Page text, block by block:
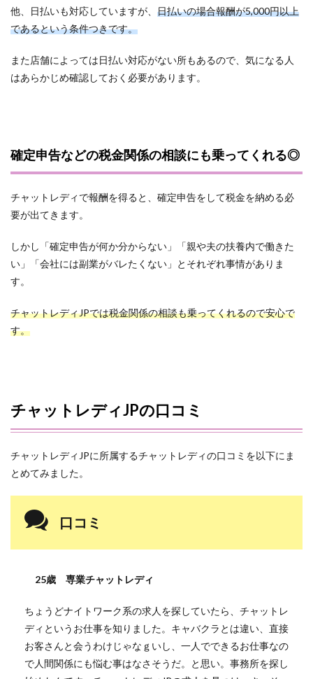
他、日払いも対応していますが、 日払いの場合報酬が5,000円以上
であるという条件つきです。
また店舗によっては日払い対応がない所もあるので、気になる人
はあらかじめ確認しておく必要があります。
確定申告などの税金関係の相談にも乗ってくれる◎
チャットレディで報酬を得ると、確定申告をして税金を納める必
要が出てきます。
しかし「確定申告が何か分からない」「親や夫の扶養内で働きた
い」「会社には副業がバレたくない」とそれぞれ事情がありま
す。
チャットレディJPでは税金関係の相談も乗ってくれるので安心で
す。
チャットレディJPの口コミ
チャットレディJPに所属するチャットレディの口コミを以下にま
とめてみました。
口コミ
25歳 専業チャットレディ
ちょうどナイトワーク系の求人を探していたら、チャットレ
ディというお仕事を知りました。キャバクラとは違い、直接
お客さんと会うわけじゃなｇいし、一人でできるお仕事なの
で人間関係にも悩む事はなさそうだ。と思い。事務所を探し